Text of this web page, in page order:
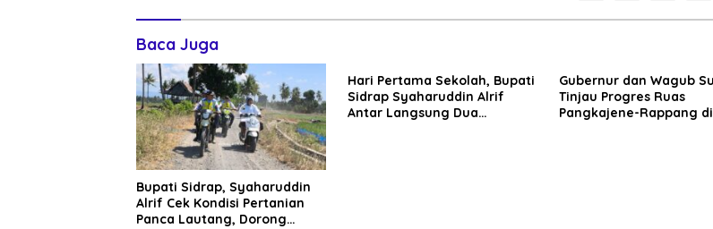
Baca Juga
Bupati Sidrap, Syaharuddin
Alrif Cek Kondisi Pertanian
Panca Lautang, Dorong
Hari Pertama Sekolah, Bupati
Sidrap Syaharuddin Alrif
Antar Langsung Dua
Gubernur dan Wagub Sulsel
Tinjau Progres Ruas
Pangkajene-Rappang di